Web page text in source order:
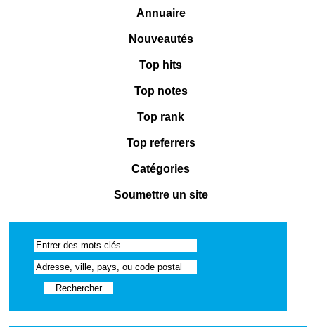
Annuaire
Nouveautés
Top hits
Top notes
Top rank
Top referrers
Catégories
Soumettre un site